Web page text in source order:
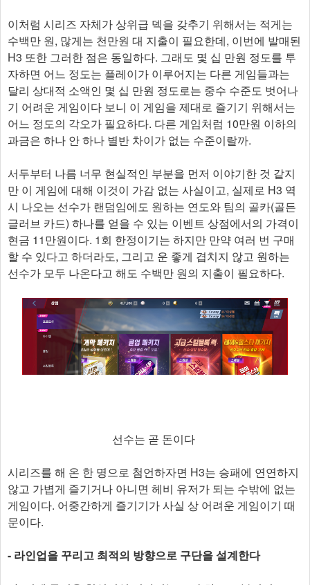
이처럼 시리즈 자체가 상위급 덱을 갖추기 위해서는 적게는
수백만 원, 많게는 천만원 대 지출이 필요한데, 이번에 발매된
H3 또한 그러한 점은 동일하다. 그래도 몇 십 만원 정도를 투
자하면 어느 정도는 플레이가 이루어지는 다른 게임들과는
달리 상대적 소액인 몇 십 만원 정도로는 중수 수준도 벗어나
기 어려운 게임이다 보니 이 게임을 제대로 즐기기 위해서는
어느 정도의 각오가 필요하다. 다른 게임처럼 10만원 이하의
과금은 하나 안 하나 별반 차이가 없는 수준이랄까.
서두부터 나름 너무 현실적인 부분을 먼저 이야기한 것 같지
만 이 게임에 대해 이것이 가감 없는 사실이고, 실제로 H3 역
시 나오는 선수가 랜덤임에도 원하는 연도와 팀의 골카(골든
글러브 카드) 하나를 얻을 수 있는 이벤트 상점에서의 가격이
현금 11만원이다. 1회 한정이기는 하지만 만약 여러 번 구매
할 수 있다고 하더라도, 그리고 운 좋게 겹치지 않고 원하는
선수가 모두 나온다고 해도 수백만 원의 지출이 필요하다.
선수는 곧 돈이다
시리즈를 해 온 한 명으로 첨언하자면 H3는 승패에 연연하지
않고 가볍게 즐기거나 아니면 헤비 유저가 되는 수밖에 없는
게임이다. 어중간하게 즐기기가 사실 상 어려운 게임이기 때
문이다.
- 라인업을 꾸리고 최적의 방향으로 구단을 설계한다